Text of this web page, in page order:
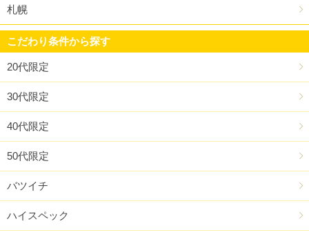
札幌
こだわり条件から探す
20代限定
30代限定
40代限定
50代限定
バツイチ
ハイスペック